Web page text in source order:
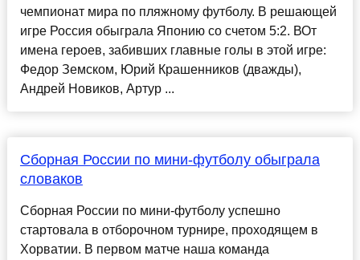
чемпионат мира по пляжному футболу. В решающей
игре Россия обыграла Японию со счетом 5:2. ВОт
имена героев, забивших главные голы в этой игре:
Федор Земском, Юрий Крашенников (дважды),
Андрей Новиков, Артур ...
Сборная России по мини-футболу обыграла
словаков
Сборная России по мини-футболу успешно
стартовала в отборочном турнире, проходящем в
Хорватии. В первом матче наша команда